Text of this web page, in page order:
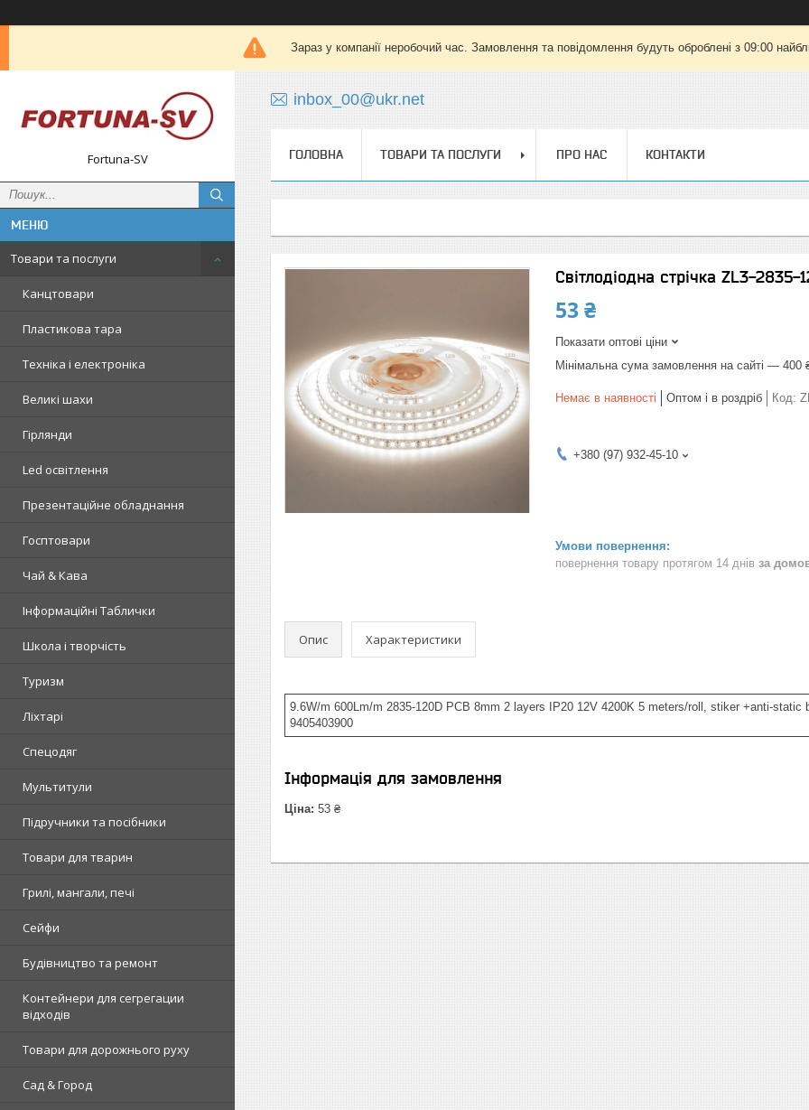
Зараз у компанії неробочий час. Замовлення та повідомлення будуть оброблені з 09:00
Fortuna-SV
Товари та послуги
Канцтовари
Пластикова тара
Техніка і електроніка
Великі шахи
Гірлянди
Led освітлення
Презентаційне обладнання
Госптовари
Чай & Кава
Інформаційні Таблички
Школа і творчість
Туризм
Ліхтарі
Спецодяг
Мультитули
Підручники та посібники
Товари для тварин
Грилі, мангали, печі
Сейфи
Будівництво та ремонт
Контейнери для сегрегации
відходів
Товари для дорожнього руху
Сад & Город
inbox_00@ukr.net
ГОЛОВНА ТОВАРИ ТА ПОСЛУГИ ПРО НАС КОНТАКТИ
Світлодіодна стрічка ZL3-
53 ₴
Показати оптові ціни
Мінімальна сума замовлення на сайті — 400
Немає в наявності Оптом і в роздріб Код:
+380 (97) 932-45-10
повернення товару протягом 14 днів за
Опис Характеристики
9.6W/m 600Lm/m 2835-120D PCB 8mm 2 layers IP20 12V 4200K 5 meters/roll, stiker +anti-static
9405403900
Інформація для замовлення
Ціна: 53 ₴